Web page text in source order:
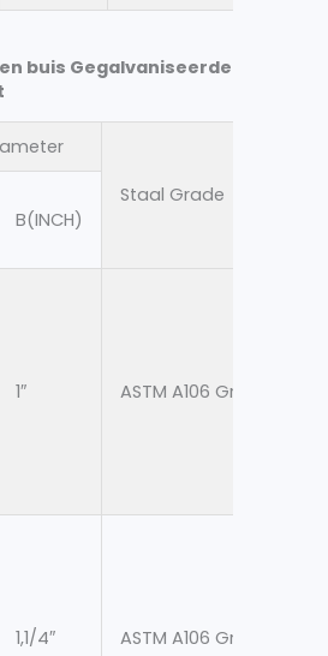
buis Gegalvaniseerde
Staal Grade
B(INCH)
1″ ASTM A106 Gr. B
1,1/4″ ASTM A106 Gr. B